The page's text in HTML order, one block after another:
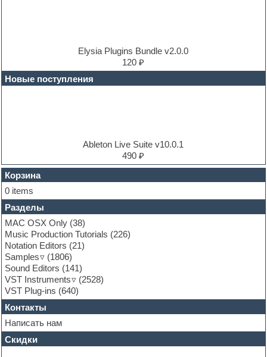
Electric guitar
Electric piano
FL Studio
Flute
Folk samples
Fruityloops
Funk
Garritan
General MIDI kits
Guitar emulation
Guitar loops
Guitar processing and effects
Hands-up samples
Hardstyle
Heavy metal sample packs
Hip-hop
House music
Hypersonic
Jazz
Elysia Plugins Bundle v2.0.0
120 ₽
Новые поступления
Ableton Live Suite v10.0.1
490 ₽
Корзина
0 items
Разделы
MAC OSX Only (38)
Music Production Tutorials (226)
Notation Editors (21)
Samples
(1806)
Sound Editors (141)
VST Instruments
(2528)
VST Plug-ins (640)
Контакты
Написать нам
Скидки